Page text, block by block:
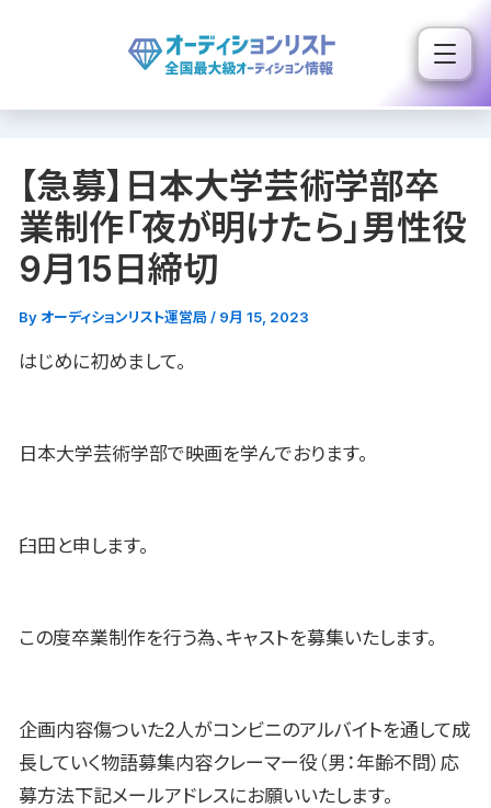
ス
【急募】日本大学芸術学部卒
業制作「夜が明けたら」男性役
9月15日締切
By オーディションリスト運営局 / 9月 15, 2023
はじめに初めまして。
日本大学芸術学部で映画を学んでおります。
臼田と申します。
この度卒業制作を行う為、キャストを募集いたします。
企画内容傷ついた2人がコンビニのアルバイトを通して成
長していく物語募集内容クレーマー役（男：年齢不問）応
募方法下記メールアドレスにお願いいたします。